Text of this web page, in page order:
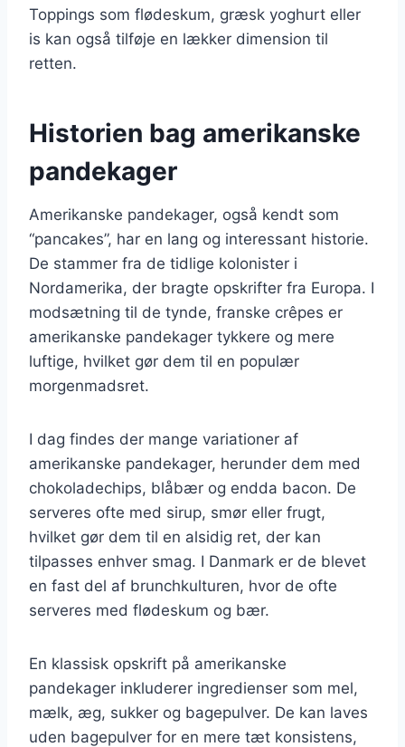
Toppings som flødeskum, græsk yoghurt eller
is kan også tilføje en lækker dimension til
retten.
Historien bag amerikanske
pandekager
Amerikanske pandekager, også kendt som
“pancakes”, har en lang og interessant historie.
De stammer fra de tidlige kolonister i
Nordamerika, der bragte opskrifter fra Europa. I
modsætning til de tynde, franske crêpes er
amerikanske pandekager tykkere og mere
luftige, hvilket gør dem til en populær
morgenmadsret.
I dag findes der mange variationer af
amerikanske pandekager, herunder dem med
chokoladechips, blåbær og endda bacon. De
serveres ofte med sirup, smør eller frugt,
hvilket gør dem til en alsidig ret, der kan
tilpasses enhver smag. I Danmark er de blevet
en fast del af brunchkulturen, hvor de ofte
serveres med flødeskum og bær.
En klassisk opskrift på amerikanske
pandekager inkluderer ingredienser som mel,
mælk, æg, sukker og bagepulver. De kan laves
uden bagepulver for en mere tæt konsistens,